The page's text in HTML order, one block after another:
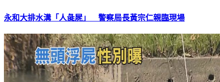
永和大排水溝「人彘屍」 警察局長黃宗仁親臨現場